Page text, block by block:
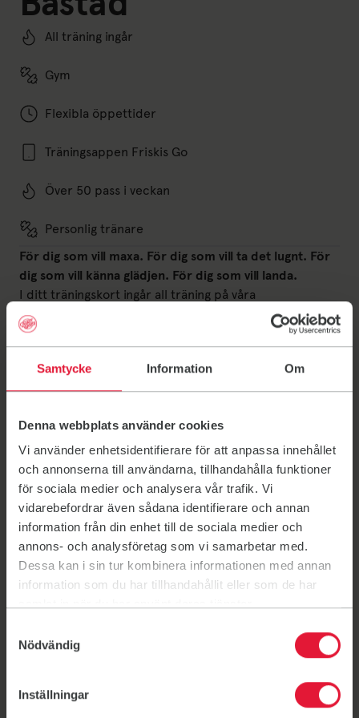
Samtycke Information Om
Denna webbplats använder cookies
Vi använder enhetsidentifierare för att anpassa innehållet
och annonserna till användarna, tillhandahålla funktioner
för sociala medier och analysera vår trafik. Vi
vidarebefordrar även sådana identifierare och annan
information från din enhet till de sociala medier och
annons- och analysföretag som vi samarbetar med.
Dessa kan i sin tur kombinera informationen med annan
information som du har tillhandahållit eller som de har
Nödvändig
Inställningar
All träning ingår
Gym
Flexibla öppettider
Träningsappen Friskis Go
Över 50 pass i veckan
Personlig tränare
För dig som vill maxa. För dig som vill ta det lugnt. För
dig som vill känna glädjen. För dig som vill landa.
I ditt träningskort ingår all träning på våra
träningsställen, träningsappen Friskis Go – samt ett
gratis träningsprogram med tränare. Tillsammans med
en utbildad tränare lägger du upp ett program som
passar just dig. Du får hjälp med övningar, teknik och
utrustning – oavsett om du är ny eller vill ta nästa steg.
Sommarträning för
tonåringar
Hela sommaren för 300 kr*
Länk till: Ditt medlemskap